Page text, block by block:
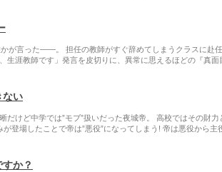
が言った――。 担任の教師がすぐ辞めてしまうクラスに赴
生涯教師です」発言を皮切りに、異常に思えるほどの『真
ない
だけど中学では”モブ”扱いだった夜城帝。 高校ではその財
が登場したことで帝は”悪役”になってしまう! 帝は悪役から
か？